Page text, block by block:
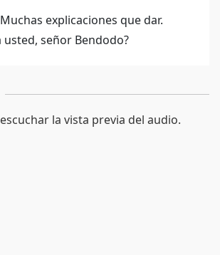
Muchas explicaciones que dar.
usted, señor Bendodo?